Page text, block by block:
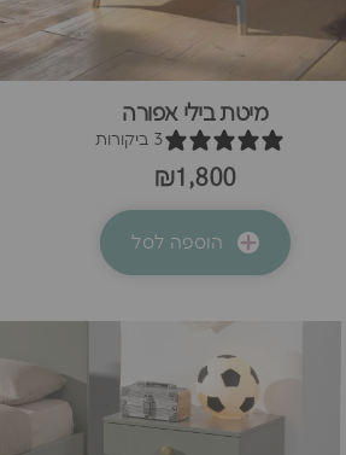
מיטת בילי אפורה
3 ביקורות
₪1,800
הוספה לסל